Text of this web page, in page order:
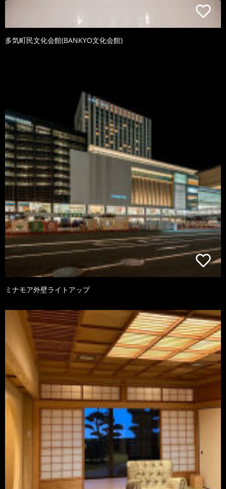
多気町民文化会館(BANKYO文化会館)
ミナモア外壁ライトアップ